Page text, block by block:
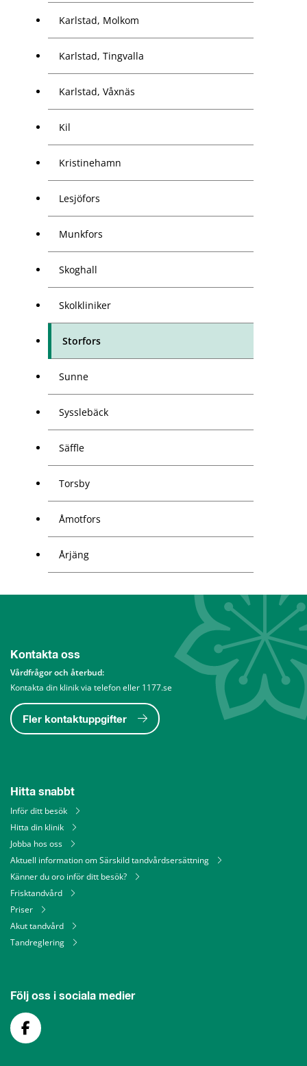
Karlstad, Molkom
Karlstad, Tingvalla
Karlstad, Våxnäs
Kil
Kristinehamn
Lesjöfors
Munkfors
Skoghall
Skolkliniker
Storfors
Sunne
Sysslebäck
Säffle
Torsby
Åmotfors
Årjäng
Kontakta oss
Vårdfrågor och återbud:
Kontakta din klinik via telefon eller 1177.se
Fler kontaktuppgifter
Hitta snabbt
Inför ditt besök
Hitta din klinik
Jobba hos oss
Aktuell information om Särskild tandvårdsersättning
Känner du oro inför ditt besök?
Frisktandvård
Priser
Akut tandvård
Tandreglering
Följ oss i sociala medier